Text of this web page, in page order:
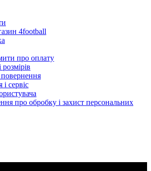
4football
про оплату
і сервіс
про обробку і захист персональних